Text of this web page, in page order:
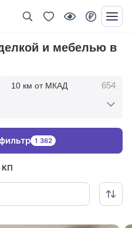
и мебелью в
10 км от МКАД 654
КП
1 362